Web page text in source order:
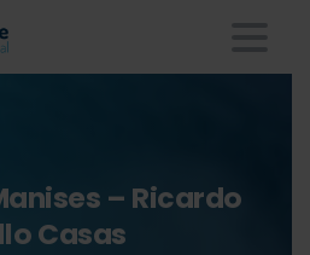
– Ricardo
Casas